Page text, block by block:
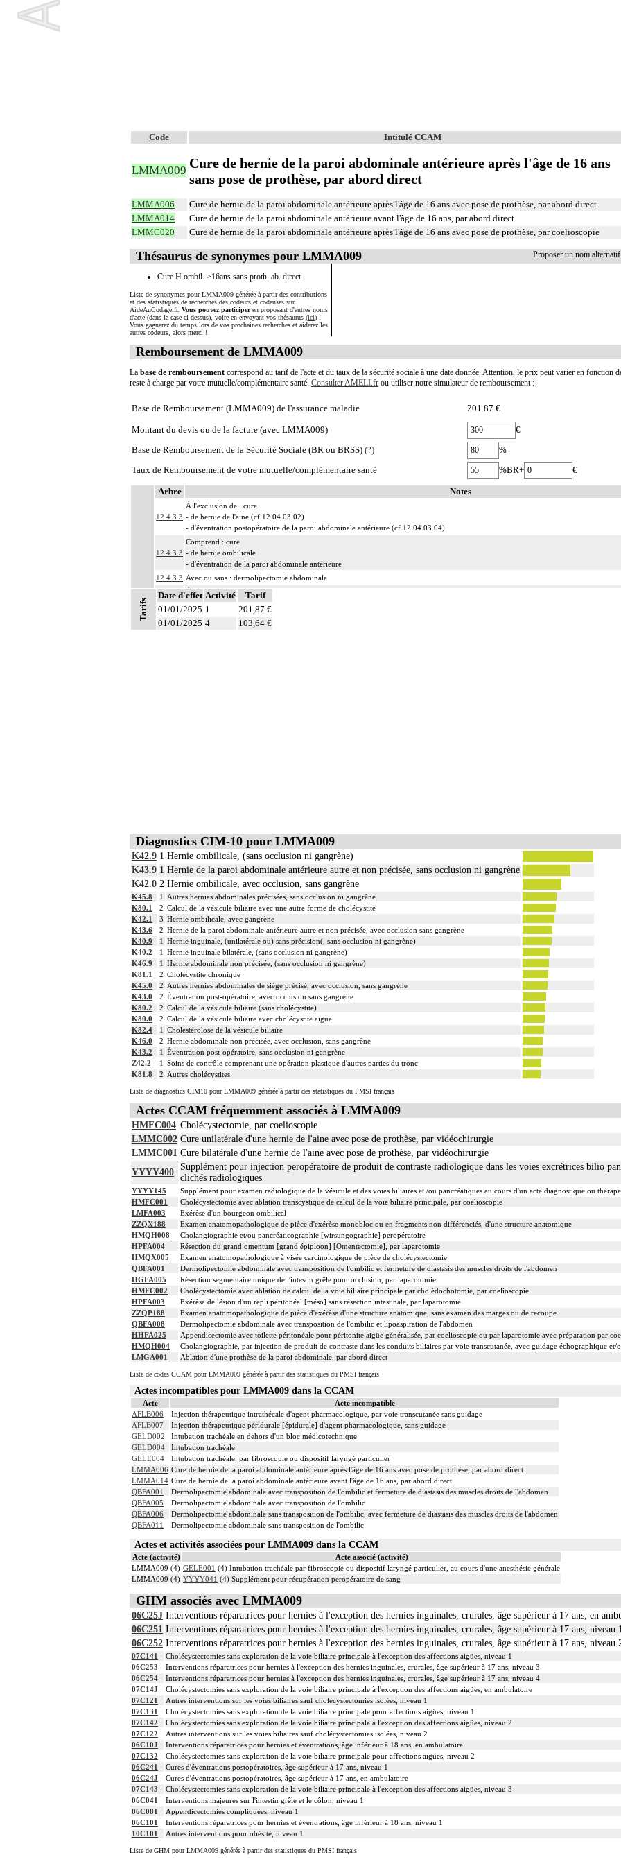
Code Intitulé CCAM
LMMA009 Cure de hernie de la paroi abdominale antérieure après l'âge de 16 ans
sans pose de prothèse, par abord direct
LMMA006 Cure de hernie de la paroi abdominale antérieure après l'âge de 16 ans avec pose de prothèse, par abord direct
LMMA014 Cure de hernie de la paroi abdominale antérieure avant l'âge de 16 ans, par abord direct
LMMC020 Cure de hernie de la paroi abdominale antérieure après l'âge de 16 ans avec pose de prothèse, par coelioscopie
Proposer un nom
Thésaurus de synonymes pour LMMA009
Cure H ombil. >16ans sans proth. ab. direct
Liste de synonymes pour LMMA009 générée à partir des contributions
et des statistiques de recherches des codeurs et codeuses sur
AideAuCodage.fr. Vous pouvez participeren proposant d'autres noms
d'acte (dans la case ci-dessus), voire en envoyant vos thésaurus (ici) !
Vous gagnerez du temps lors de vos prochaines recherches et aiderez les
autres codeurs, alors merci !
Remboursement de LMMA009
La base de remboursement correspond au tarif de l'acte et du taux de la sécurité sociale à une date donnée. Attention, le prix peut varier en
reste à charge par votre mutuelle/complémentaire santé. Consulter AMELI.fr ou utiliser notre simulateur de remboursement :
Base de Remboursement (LMMA009) de l'assurance maladie 201.87 €
Montant du devis ou de la facture (avec LMMA009)
€
Base de Remboursement de la Sécurité Sociale (BR ou BRSS) (?)
%
Taux de Remboursement de votre mutuelle/complémentaire santé
%BR+ €
Notes
Arbre Notes
12.4.3.3
À l'exclusion de : cure
- de hernie de l'aine (cf 12.04.03.02)
- d'éventration postopératoire de la paroi abdominale antérieure (cf 12.04.03.04)
12.4.3.3
Comprend : cure
- de hernie ombilicale
- d'éventration de la paroi abdominale antérieure
12.4.3.3 Avec ou sans : dermolipectomie abdominale
12.4.3
À l'exclusion de : actes thérapeutiques sur le plancher pelvien et le périnée (cf chapitre 08)
Par cure de hernie de la paroi du tronc, on entend :
- hernioplastie prothétique ou non prothétique.
Tarifs
Date d'effet Activité
Tarif
01/01/2025 1
201,87 €
01/01/2025 4 103,64 €
Diagnostics CIM-10 pour LMMA009
K42.9 1 Hernie ombilicale, (sans occlusion ni gangrène)
K43.9 1 Hernie de la paroi abdominale antérieure autre et non précisée, sans occlusion ni gangrène
K42.0 2 Hernie ombilicale, avec occlusion, sans gangrène
K45.8 1
Autres hernies abdominales précisées, sans occlusion ni gangrène
K80.1
2 Calcul de la vésicule biliaire avec une autre forme de cholécystite
K42.1
3 Hernie ombilicale, avec gangrène
K43.6
2 Hernie de la paroi abdominale antérieure autre et non précisée, avec occlusion sans gangrène
K40.9
1 Hernie inguinale, (unilatérale ou) sans précision(, sans occlusion ni gangrène)
K40.2
1 Hernie inguinale bilatérale, (sans occlusion ni gangrène)
K46.9
1 Hernie abdominale non précisée, (sans occlusion ni gangrène)
K81.1
2 Cholécystite chronique
K45.0
2 Autres hernies abdominales de siège précisé, avec occlusion, sans gangrène
K43.0
2 Éventration post-opératoire, avec occlusion sans gangrène
K80.2
2 Calcul de la vésicule biliaire (sans cholécystite)
K80.0
2 Calcul de la vésicule biliaire avec cholécystite aiguë
K82.4
1 Cholestérolose de la vésicule biliaire
K46.0
2 Hernie abdominale non précisée, avec occlusion, sans gangrène
K43.2
1 Éventration post-opératoire, sans occlusion ni gangrène
Z42.2
1 Soins de contrôle comprenant une opération plastique d'autres parties du tronc
K81.8
2 Autres cholécystites
Liste de diagnostics CIM10 pour LMMA009 générée à partir des statistiques du PMSI français
Actes CCAM fréquemment associés à LMMA009
HMFC004 Cholécystectomie, par coelioscopie
LMMC002 Cure unilatérale d'une hernie de l'aine avec pose de prothèse, par vidéochirurgie
LMMC001 Cure bilatérale d'une hernie de l'aine avec pose de prothèse, par vidéochirurgie
YYYY400
Supplément pour injection peropératoire de produit de contraste radiologique dans les voies excrétrices bilio
clichés radiologiques
YYYY145
Supplément pour examen radiologique de la vésicule et des voies biliaires et /ou pancréatiques au cours d'un acte diagnostique ou
HMFC001
Cholécystectomie avec ablation transcystique de calcul de la voie biliaire principale, par coelioscopie
LMFA003
Exérèse d'un bourgeon ombilical
ZZQX188
Examen anatomopathologique de pièce d'exérèse monobloc ou en fragments non différenciés, d'une structure anatomique
HMQH008
Cholangiographie et/ou pancréaticographie [wirsungographie] peropératoire
HPFA004
Résection du grand omentum [grand épiploon] [Omentectomie], par laparotomie
HMQX005
Examen anatomopathologique à visée carcinologique de pièce de cholécystectomie
QBFA001
Dermolipectomie abdominale avec transposition de l'ombilic et fermeture de diastasis des muscles droits de l'abdomen
HGFA005
Résection segmentaire unique de l'intestin grêle pour occlusion, par laparotomie
HMFC002
Cholécystectomie avec ablation de calcul de la voie biliaire principale par cholédochotomie, par coelioscopie
HPFA003
Exérèse de lésion d'un repli péritonéal [méso] sans résection intestinale, par laparotomie
ZZQP188
Examen anatomopathologique de pièce d'exérèse d'une structure anatomique, sans examen des marges ou de recoupe
QBFA008
Dermolipectomie abdominale avec transposition de l'ombilic et lipoaspiration de l'abdomen
HHFA025
Appendicectomie avec toilette péritonéale pour péritonite aigüe généralisée, par coelioscopie ou par laparotomie avec préparation par
HMQH004
Cholangiographie, par injection de produit de contraste dans les conduits biliaires par voie transcutanée, avec guidage échographique et/
LMGA001
Ablation d'une prothèse de la paroi abdominale, par abord direct
Liste de codes CCAM pour LMMA009 générée à partir des statistiques du PMSI français
Actes incompatibles pour LMMA009 dans la CCAM
Acte
Acte incompatible
AFLB006
Injection thérapeutique intrathécale d'agent pharmacologique, par voie transcutanée sans guidage
AFLB007
Injection thérapeutique péridurale [épidurale] d'agent pharmacologique, sans guidage
GELD002
Intubation trachéale en dehors d'un bloc médicotechnique
GELD004
Intubation trachéale
GELE004
Intubation trachéale, par fibroscopie ou dispositif laryngé particulier
LMMA006 Cure de hernie de la paroi abdominale antérieure après l'âge de 16 ans avec pose de prothèse, par abord direct
LMMA014 Cure de hernie de la paroi abdominale antérieure avant l'âge de 16 ans, par abord direct
QBFA001
Dermolipectomie abdominale avec transposition de l'ombilic et fermeture de diastasis des muscles droits de l'abdomen
QBFA005
Dermolipectomie abdominale avec transposition de l'ombilic
QBFA006
Dermolipectomie abdominale sans transposition de l'ombilic, avec fermeture de diastasis des muscles droits de l'abdomen
QBFA011
Dermolipectomie abdominale sans transposition de l'ombilic
Actes et activités associées pour LMMA009 dans la CCAM
Acte (activité)
Acte associé (activité)
LMMA009 (4) GELE001 (4) Intubation trachéale par fibroscopie ou dispositif laryngé particulier, au cours d'une anesthésie générale
LMMA009 (4) YYYY041 (4) Supplément pour récupération peropératoire de sang
GHM associés avec LMMA009
06C25J Interventions réparatrices pour hernies à l'exception des hernies inguinales, crurales, âge supérieur à 17 ans, en
06C251 Interventions réparatrices pour hernies à l'exception des hernies inguinales, crurales, âge supérieur à 17 ans, niveau
06C252 Interventions réparatrices pour hernies à l'exception des hernies inguinales, crurales, âge supérieur à 17 ans, niveau
07C141
Cholécystectomies sans exploration de la voie biliaire principale à l'exception des affections aigües, niveau 1
06C253
Interventions réparatrices pour hernies à l'exception des hernies inguinales, crurales, âge supérieur à 17 ans, niveau 3
06C254
Interventions réparatrices pour hernies à l'exception des hernies inguinales, crurales, âge supérieur à 17 ans, niveau 4
07C14J
Cholécystectomies sans exploration de la voie biliaire principale à l'exception des affections aigües, en ambulatoire
07C121
Autres interventions sur les voies biliaires sauf cholécystectomies isolées, niveau 1
07C131
Cholécystectomies sans exploration de la voie biliaire principale pour affections aigües, niveau 1
07C142
Cholécystectomies sans exploration de la voie biliaire principale à l'exception des affections aigües, niveau 2
07C122
Autres interventions sur les voies biliaires sauf cholécystectomies isolées, niveau 2
06C10J
Interventions réparatrices pour hernies et éventrations, âge inférieur à 18 ans, en ambulatoire
07C132
Cholécystectomies sans exploration de la voie biliaire principale pour affections aigües, niveau 2
06C241
Cures d'éventrations postopératoires, âge supérieur à 17 ans, niveau 1
06C24J
Cures d'éventrations postopératoires, âge supérieur à 17 ans, en ambulatoire
07C143
Cholécystectomies sans exploration de la voie biliaire principale à l'exception des affections aigües, niveau 3
06C041
Interventions majeures sur l'intestin grêle et le côlon, niveau 1
06C081
Appendicectomies compliquées, niveau 1
06C101
Interventions réparatrices pour hernies et éventrations, âge inférieur à 18 ans, niveau 1
10C101
Autres interventions pour obésité, niveau 1
Liste de GHM pour LMMA009 générée à partir des statistiques du PMSI français